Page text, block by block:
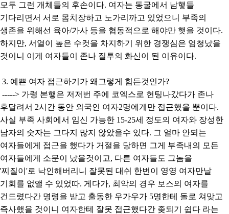
모두 그런 개체들의 후손이다. 여자는 동굴에서 남햏들
기다리면서 서로 몸치장하고 노가리까고 있었으니 부족의
생존을 위해선 육아/가사 등을 협동적으로 해야만 햇을 것이다.
하지만, 서열이 높은 수컷을 차지하기 위한 경쟁심은 엄청났을
것이니 이게 여자들이 존나 질투의 화신이 된 이유이다.
3. 예쁜 여자 접근하기가 왜그렇게 힘든것인가?
-----> 가령 본햏은 저저번 주에 코엑스로 헌팅나갔다가 존나
후달려서 2시간 동안 외국인 여자2명에게만 접근했을 뿐이다.
사실 부족 사회에서 임신 가능한 15-25세 정도의 여자와 장성한
남자의 숫자는 그다지 많지 않았을수 있다. 그 얼마 안되는
여자들에게 접근을 했다가 거절을 당하면 그게 부족내의 모든
여자들에게 소문이 났을것이고, 다른 여자들도 그놈을
'찌질이'로 낙인해버리니 잘못된 대쉬 한번이 영영 여자만날
기회를 없앨 수 있었따. 게다가, 최악의 경우 보스의 여자를
건드렸다간 명령을 받고 출동한 우가우가 5명한테 돌로 쳐맞고
즉사했을 것이니 여자한테 잘못 접근했다간 좆되기 쉽다 라는